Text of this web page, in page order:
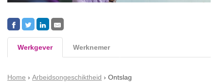
Werkgever Werknemer
Home Arbeidsongeschiktheid Ontslag